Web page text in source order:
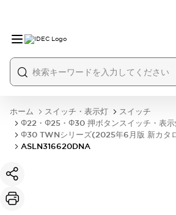
ホーム スイッチ・表示灯
スイッチ
Φ22・Φ25・Φ30 押ボタンスイッチ・表
Φ30 TWNシリーズ(2025年6月版 新カタ
ASLN316620DNA